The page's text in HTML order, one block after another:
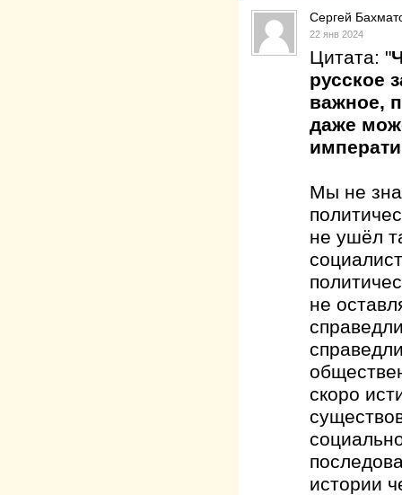
Сергей
22 янв 2024
Цитата: "
русское
важное,
даже
Мы не
не ушёл
не
скоро
истории